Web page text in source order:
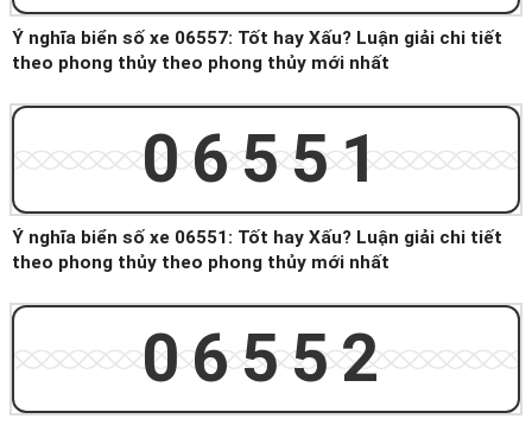
Ý nghĩa biển số xe 06557: Tốt hay Xấu? Luận giải chi tiết
theo phong thủy theo phong thủy mới nhất
06551
Ý nghĩa biển số xe 06551: Tốt hay Xấu? Luận giải chi tiết
theo phong thủy theo phong thủy mới nhất
06552